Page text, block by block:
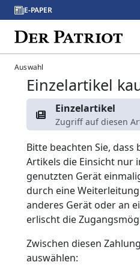
E-PAPER
Auswahl
Einzelartikel
Einzelartikel
Zugriff auf diesen
Bitte beachten Sie, dass
Artikels die Einsicht nur
genutzten Gerät
durch eine Weiterleitung
anderes Gerät oder an
erlischt die
Zwischen diesen
auswählen: